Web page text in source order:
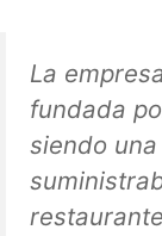
La
fundada
siendo